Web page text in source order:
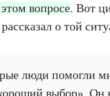
вопросе. Вот
о той
люди помогли
выбор». Он